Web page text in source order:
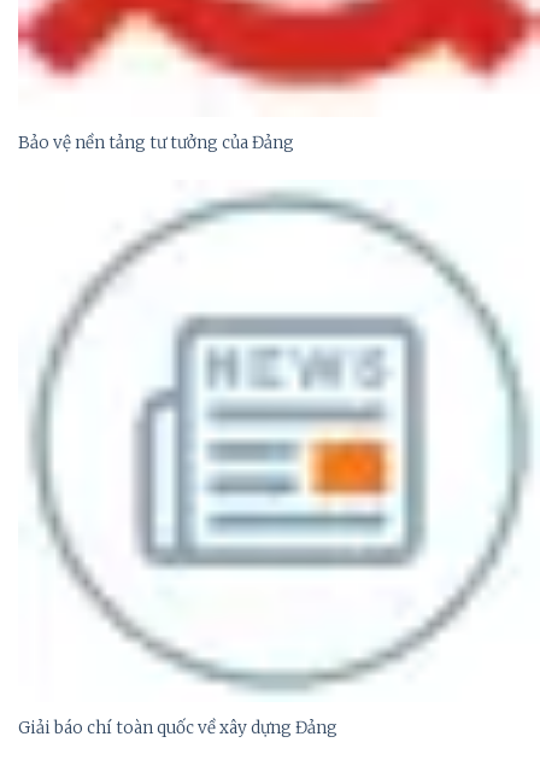
Bảo vệ nền tảng tư tưởng của Đảng
Giải báo chí toàn quốc về xây dựng Đảng